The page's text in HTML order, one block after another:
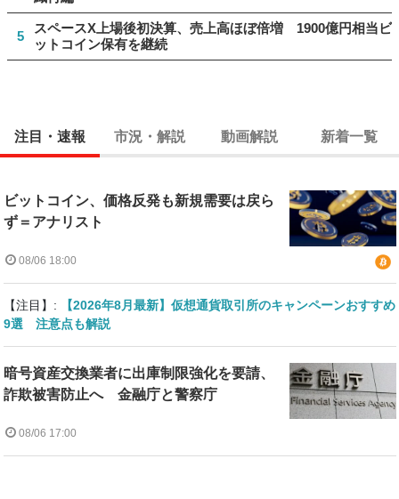
5
スペースX上場後初決算、売上高ほぼ倍増 1900億円相当ビ
ットコイン保有を継続
注目・速報 市況・解説 動画解説 新着一覧
ビットコイン、価格反発も新規需要は戻ら
ず＝アナリスト
08/06 18:00
【注目】:
【2026年8月最新】仮想通貨取引所のキャンペーンおすすめ
9選 注意点も解説
暗号資産交換業者に出庫制限強化を要請、
詐欺被害防止へ 金融庁と警察庁
08/06 17:00